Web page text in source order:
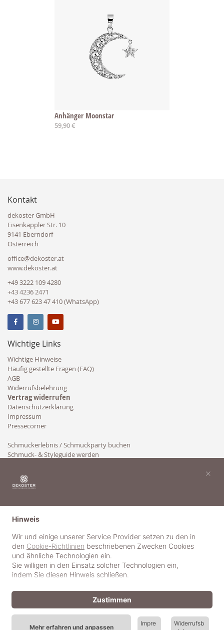
Anhänger Moonstar
59,90 €
Kontakt
dekoster GmbH
Eisenkappler Str. 10
9141 Eberndorf
Österreich
office@dekoster.at
www.dekoster.at
+49 3222 109 4280
+43 4236 2471
+43 677 623 47 410 (WhatsApp)
Wichtige Links
Wichtige Hinweise
Häufig gestellte Fragen (FAQ)
AGB
Widerrufsbelehrung
Vertrag widerrufen
Datenschutzerklärung
Impressum
Pressecorner
Schmuckerlebnis / Schmuckparty buchen
Schmuck- & Styleguide werden
Hinweis
Wir und einige unserer Service Provider setzen zu den in
den Cookie-Richtlinien beschriebenen Zwecken Cookies
und ähnliche Technologien ein.
Sie willigen in den Einsatz solcher Technologien ein,
indem Sie diesen Hinweis schließen.
Mehr erfahren und anpassen
Impre
Widerrufsb
Zustimmen
×